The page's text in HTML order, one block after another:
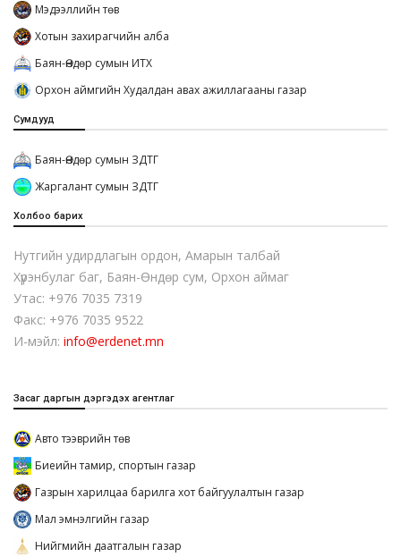
Мэдээллийн төв
Хотын захирагчийн алба
Баян-Өндөр сумын ИТХ
Орхон аймгийн Худалдан авах ажиллагааны газар
Сумдууд
Баян-Өндөр сумын ЗДТГ
Жаргалант сумын ЗДТГ
Холбоо барих
Нутгийн удирдлагын ордон, Амарын талбай
Хүрэнбулаг баг, Баян-Өндөр сум, Орхон аймаг
Утас: +976 7035 7319
Факс: +976 7035 9522
И-мэйл: info@erdenet.mn
Засаг даргын дэргэдэх агентлаг
Авто тээврийн төв
Биеийн тамир, спортын газар
Газрын харилцаа барилга хот байгуулалтын газар
Мал эмнэлгийн газар
Нийгмийн даатгалын газар